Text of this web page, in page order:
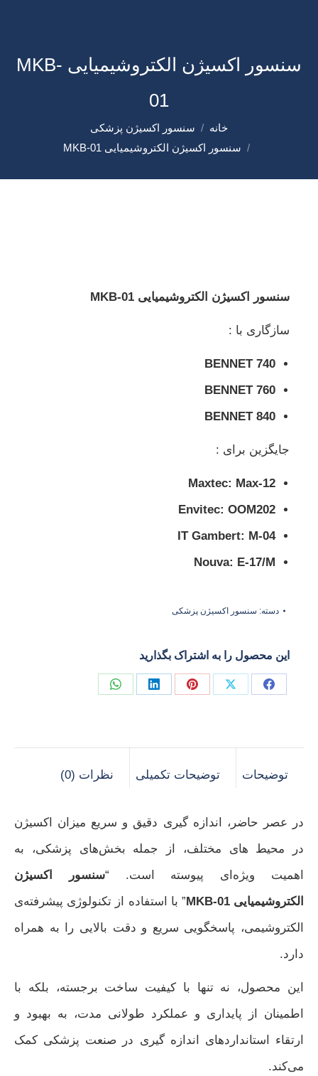
سنسور اکسیژن الکتروشیمیایی MKB-
01
شما اینجا هستید:خانه
سنسور اکسیژن پزشکی
سنسور اکسیژن الکتروشیمیایی MKB-01
سنسور اکسیژن الکتروشیمیایی MKB-01
سازگاری با :
BENNET 740
BENNET 760
BENNET 840
جایگزین برای :
Maxtec: Max-12
Envitec: OOM202
IT Gambert: M-04
Nouva: E-17/M
دسته: سنسور اکسیژن پزشکی
این محصول را به اشتراک بگذارید
Share
Share
Share
Share
توضیحات توضیحات تکمیلی نظرات (0)
در عصر حاضر، اندازه‌ گیری دقیق و سریع میزان اکسیژن
در محیط‌ های مختلف، از جمله بخش‌های پزشکی، به
اهمیت ویژه‌ای پیوسته است. “سنسور اکسیژن
الکتروشیمیایی MKB-01
” با استفاده از تکنولوژی پیشرفته‌ی
الکتروشیمی، پاسخگویی سریع و دقت بالایی را به همراه
دارد.
این محصول، نه تنها با کیفیت ساخت برجسته، بلکه با
اطمینان از پایداری و عملکرد طولانی مدت، به بهبود و
ارتقاء استانداردهای اندازه‌ گیری در صنعت پزشکی کمک
می‌کند.